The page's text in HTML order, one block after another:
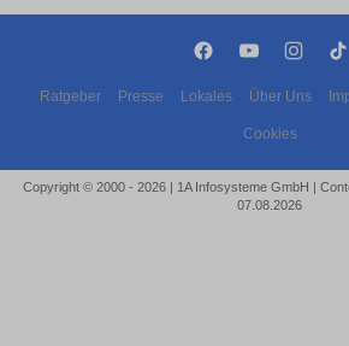
Ratgeber Presse Lokales Über Uns
Cookies
Copyright © 2000 - 2026 | 1A Infosysteme GmbH |
07.08.2026